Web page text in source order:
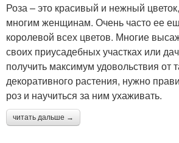
Роза – это красивый и нежный
многим женщинам. Очень часто ее
королевой всех цветов. Многие
своих приусадебных участках или
получить максимум удовольствия от
декоративного растения, нужно
роз и научиться за ним ухаживать.
читать дальше →